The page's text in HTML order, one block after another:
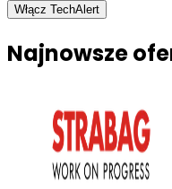
Włącz TechAlert
Najnowsze